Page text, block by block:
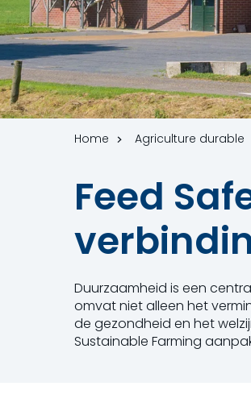
Home Agriculture durable
Feed
Duurzaamheid is een
omvat niet alleen het
de gezondheid en het
Sustainable Farming